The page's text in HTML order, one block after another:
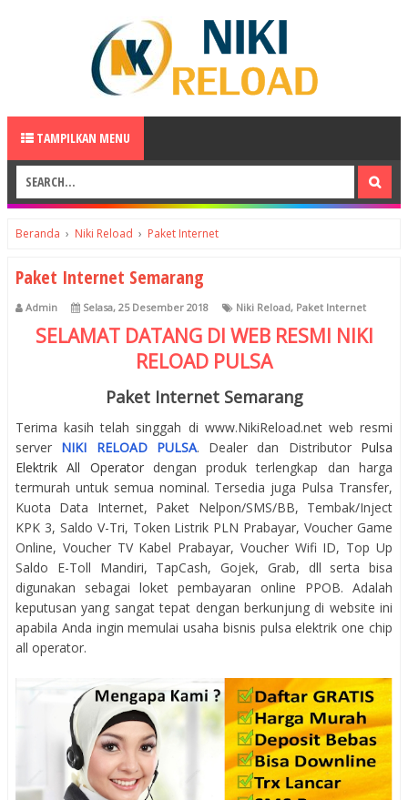
TAMPILKAN MENU
Beranda › Niki Reload › Paket Internet
Paket Internet Semarang
Admin Selasa, 25 Desember 2018 Niki Reload, Paket Internet
SELAMAT DATANG DI WEB RESMI NIKI
RELOAD PULSA
Paket Internet Semarang
Terima kasih telah singgah di www.NikiReload.net web resmi
server NIKI RELOAD PULSA. Dealer dan Distributor Pulsa
Elektrik All Operatordengan produk terlengkap dan harga
termurah untuk semua nominal. Tersedia juga Pulsa Transfer,
Kuota Data Internet, Paket Nelpon/SMS/BB, Tembak/Inject
KPK 3, Saldo V-Tri, Token Listrik PLN Prabayar, Voucher Game
Online, Voucher TV Kabel Prabayar, Voucher Wifi ID, Top Up
Saldo E-Toll Mandiri, TapCash, Gojek, Grab, dll serta bisa
digunakan sebagai loket pembayaran online PPOB. Adalah
keputusan yang sangat tepat dengan berkunjung di website ini
apabila Anda ingin memulai usaha bisnis pulsa elektrik one chip
all operator.